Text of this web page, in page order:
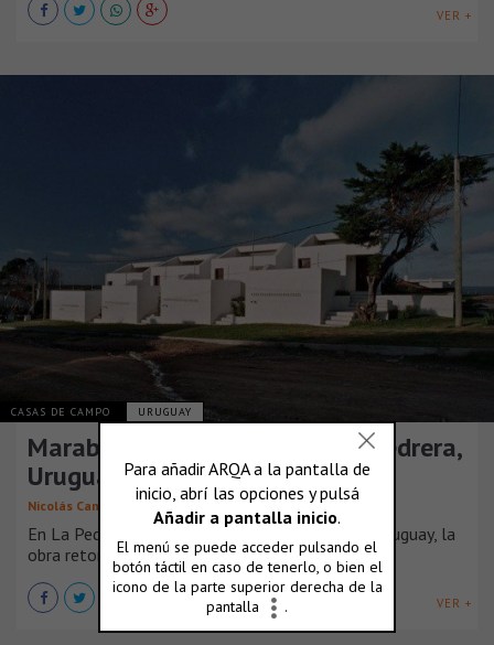
VER +
CASAS DE CAMPO URUGUAY
Marabajo: cuatro casas en La Pedrera,
Uruguay
Nicolás Campodónico
En La Pedrera, un pequeño balneario en Rocha, Uruguay, la
obra retoma algunos temas [...]
VER +